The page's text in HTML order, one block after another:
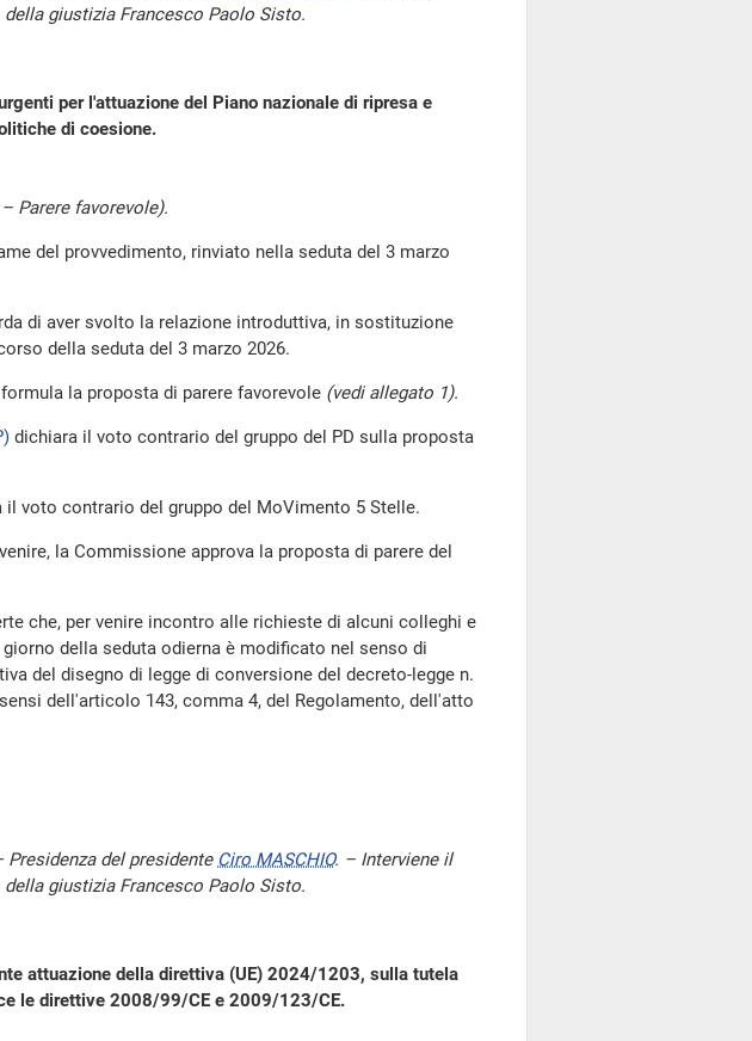
giustizia Francesco Paolo Sisto.
per l'attuazione del Piano nazionale di ripresa e
di coesione.
Parere favorevole).
del provvedimento, rinviato nella seduta del 3 marzo
di aver svolto la relazione introduttiva, in sostituzione
della seduta del 3 marzo 2026.
la proposta di parere favorevole (vedi allegato 1).
dichiara il voto contrario del gruppo del PD sulla proposta
il voto contrario del gruppo del MoVimento 5 Stelle.
la Commissione approva la proposta di parere del
che, per venire incontro alle richieste di alcuni colleghi e
della seduta odierna è modificato nel senso di
del disegno di legge di conversione del decreto-legge n.
dell'articolo 143, comma 4, del Regolamento, dell'atto
del presidente Ciro MASCHIO. – Interviene il
giustizia Francesco Paolo Sisto.
attuazione della direttiva (UE) 2024/1203, sulla tutela
le direttive 2008/99/CE e 2009/123/CE.